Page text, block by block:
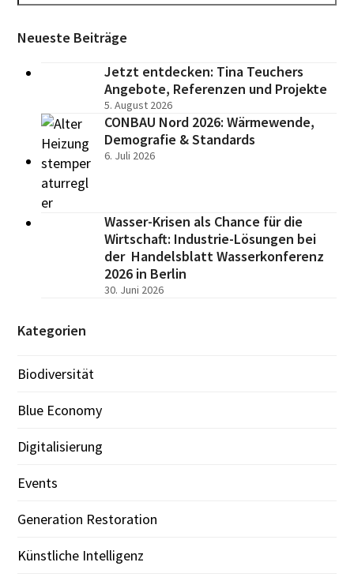
Neueste Beiträge
Jetzt entdecken: Tina Teuchers
Angebote, Referenzen und Projekte
5. August 2026
CONBAU Nord 2026: Wärmewende,
Demografie & Standards
6. Juli 2026
Wasser-Krisen als Chance für die
Wirtschaft: Industrie-Lösungen bei
der Handelsblatt Wasserkonferenz
2026 in Berlin
30. Juni 2026
Kategorien
Biodiversität
Blue Economy
Digitalisierung
Events
Generation Restoration
Künstliche Intelligenz